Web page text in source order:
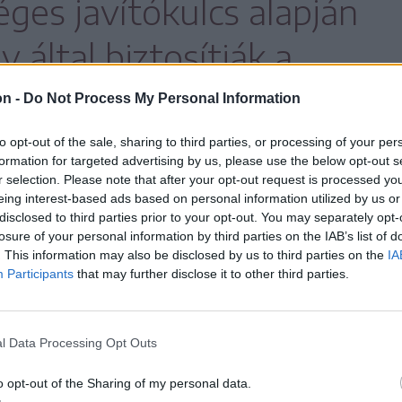
- Do Not Process My Personal Information
opt-out of the sale, sharing to third parties, or processing of your
for targeted advertising by us, please use the below opt-out
selection. Please note that after your opt-out request is processed
interest-based ads based on personal information utilized by us
to third parties prior to your opt-out. You may separately
of your personal information by third parties on the IAB’s list of
This information may also be disclosed by us to third parties on the
Participants that may further disclose it to other third parties.
Data Processing Opt Outs
opt-out of the Sharing of my personal data.
javítókulcs alapján
által biztosítják a
és egységes
és nem kerülnek be a naplókba sem.
meg kell beszélniük az eredményeket.
is ismertetni kell ezeket, a tanároknak
hogy miként lehetne jobb